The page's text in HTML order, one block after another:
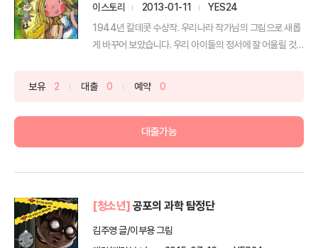
이스토리
2013-01-11
YES24
1944년 칼데콧 수상작. 우리나라 작가님의 그림으로 새롭
게 바꾸어 보았습니다. 우리 아이들의 정서에 잘 어울릴 것
보유 2 대출 0 예약 0
대출가능
[청소년] 공포의 과학 탐정단
김주영 글/이부용 그림